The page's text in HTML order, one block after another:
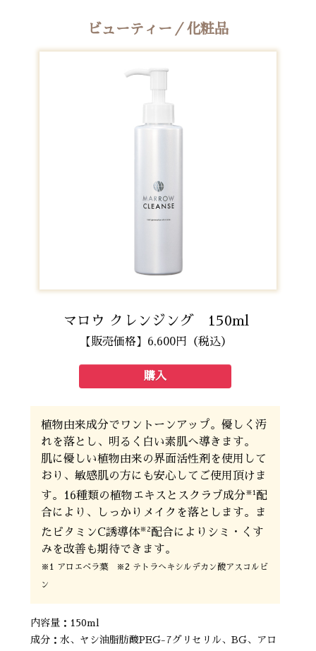
ビューティー／化粧品
マロウ クレンジング 150ml
【販売価格】6,600円（税込）
購入
植物由来成分でワントーンアップ。優しく汚
れを落とし、明るく白い素肌へ導きます。
肌に優しい植物由来の界面活性剤を使用して
おり、敏感肌の方にも安心してご使用頂けま
す。16種類の植物エキスとスクラブ成分 ※1配
合により、しっかりメイクを落とします。ま
たビタミンC誘導体※2配合によりシミ・くす
みを改善も期待できます。
※1 アロエベラ葉 ※2 テトラへキシルデカン酸アスコルビ
ン
内容量：150ml
成分：水、ヤシ油脂肪酸PEG-7グリセリル、BG、アロ